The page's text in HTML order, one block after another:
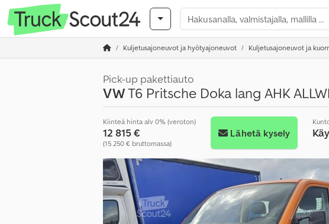
Kuljetusajoneuvot ja hyötyajoneuvot Kuljetusajoneuvot ja
Pick-up pakettiauto
VWT6 Pritsche Doka lang AHK
Kiinteä hinta alv 0% (veroton)
12 815 €
(15 250 € bruttomassa)
Lähetä kysely